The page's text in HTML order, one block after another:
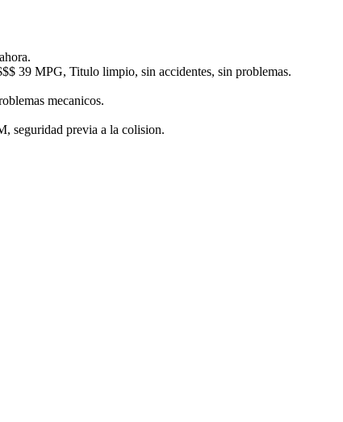
39 MPG, Titulo limpio, sin accidentes, sin problemas.
mecanicos.
seguridad previa a la colision.